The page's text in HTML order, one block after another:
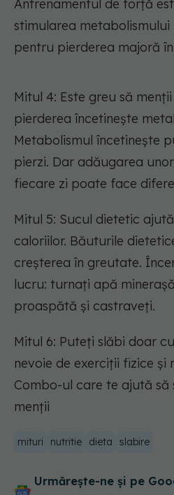
Antrenamentul de forță
stimularea metabolismului
pentru pierderea majoră
Mitul 4: Este greu să
pierderea încetinește
Metabolismul încetinește
pierzi. Dar adăugarea
fiecare zi poate face
Mitul 5: Sucul dietetic
caloriilor. Băuturile
creșterea în greutate.
lucru: turnați apă
proaspătă și castraveți.
Mitul 6: Puteți slăbi doar
nevoie de exerciții fizice și
Combo-ul care te ajută să
menții
mituri nutritie dieta slabire
Urmărește-ne și pe